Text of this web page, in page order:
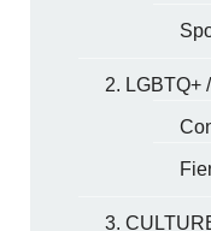
2. LGBTQ+
3.